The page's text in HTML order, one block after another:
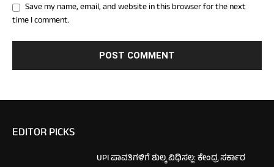
Save my name, email, and website in this browser for the next
time I comment.
EDITOR PICKS
UPI ಪಾವತಿಗಳಿಗೆ ಶುಲ್ಕ ವಿಧಿಸಲ್ಲ: ಕೇಂದ್ರ ಸರ್ಕಾರ